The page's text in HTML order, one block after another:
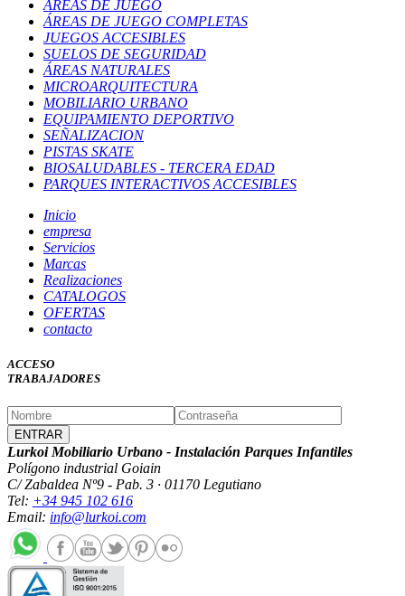
ÁREAS DE JUEGO
ÁREAS DE JUEGO COMPLETAS
JUEGOS ACCESIBLES
SUELOS DE SEGURIDAD
ÁREAS NATURALES
MICROARQUITECTURA
MOBILIARIO URBANO
EQUIPAMIENTO DEPORTIVO
SEÑALIZACION
PISTAS SKATE
BIOSALUDABLES - TERCERA EDAD
PARQUES INTERACTIVOS ACCESIBLES
Inicio
empresa
Servicios
Marcas
Realizaciones
CATALOGOS
OFERTAS
contacto
ACCESO
TRABAJADORES
Lurkoi Mobiliario Urbano - Instalación Parques Infantiles
Polígono industrial Goiain
C/ Zabaldea Nº9 - Pab. 3 · 01170 Legutiano
Tel: +34 945 102 616
Email: info@lurkoi.com